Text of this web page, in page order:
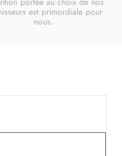
est primordiale pour
nous.